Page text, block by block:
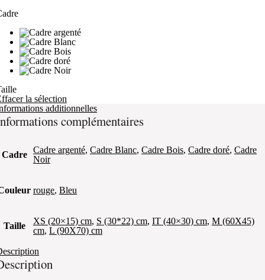
la sélection
additionnelles
complémentaires
Cadre Cadre argenté, Cadre Blanc, Cadre Bois, Cadre doré, Cadre
Noir
rouge, Bleu
Taille XS (20×15) cm, S (30*22) cm, IT (40×30) cm, M (60X45)
cm, L (90X70) cm